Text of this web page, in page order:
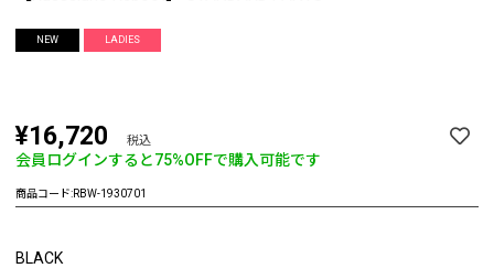
NEW LADIES
¥16,720 税込
会員ログインすると75%OFFで購入可能です
商品コード:RBW-1930701
BLACK